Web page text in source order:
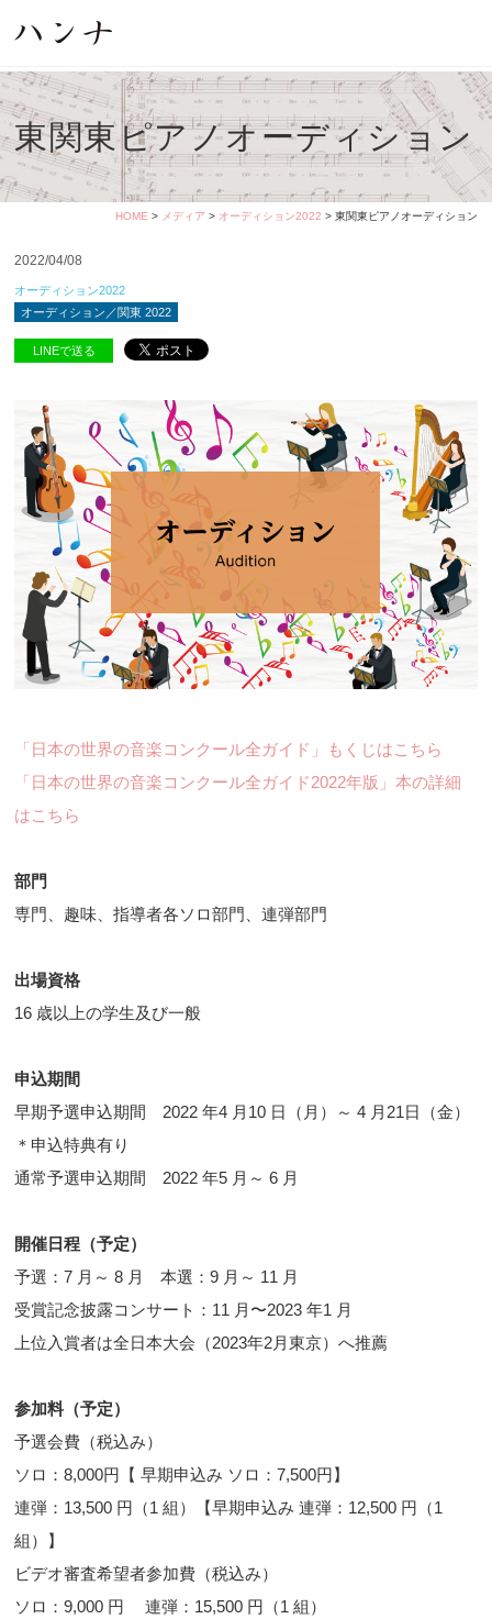
東関東ピアノオーディション
HOME > メディア > オーディション2022 > 東関東ピアノオーディション
2022/04/08
オーディション2022
オーディション／関東 2022
LINEで送る
「日本の世界の音楽コンクール全ガイド」もくじはこちら
「日本の世界の音楽コンクール全ガイド2022年版」本の詳細
はこちら
部門
専門、趣味、指導者各ソロ部門、連弾部門
出場資格
16 歳以上の学生及び一般
申込期間
早期予選申込期間 2022 年4 月10 日（月）～ 4 月21日（金）
＊申込特典有り
通常予選申込期間 2022 年5 月～ 6 月
開催日程（予定）
予選：7 月～ 8 月 本選：9 月～ 11 月
受賞記念披露コンサート：11 月〜2023 年1 月
上位入賞者は全日本大会（2023年2月東京）へ推薦
参加料（予定）
予選会費（税込み）
ソロ：8,000円【 早期申込み ソロ：7,500円】
連弾：13,500 円（1 組）【早期申込み 連弾：12,500 円（1
組）】
ビデオ審査希望者参加費（税込み）
ソロ：9,000 円 連弾：15,500 円（1 組）